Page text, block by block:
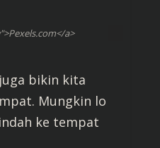
a>
bikin kita
Mungkin lo
ke tempat